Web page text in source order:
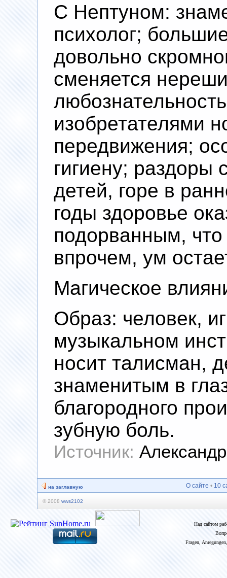
С Нептуном:
психолог;
довольно
сменяется
изобретателями
передвижения;
гигиену; раздоры
детей, горе в
годы здоровье
подорванным, что
впрочем, ум
Магическое
Образ: человек,
музыкальном
носит талисман,
знаменитым в
благородного
зубную боль.
Источник:
на заглавную О сайте • 10
© 2008 wws2102
Над сайтом
Fragen,